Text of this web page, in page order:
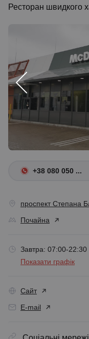
Ресторан швидкого
+38 080 050 ...
проспект Степана
Почайна
Завтра: 07:00-22:30
Показати графік
Сайт
E-mail